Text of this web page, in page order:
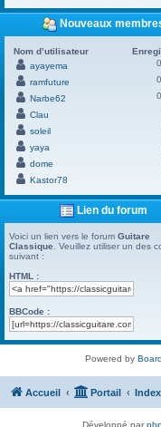
Nouveaux
Nom d’utilisateur
ayayema
ramfuture
Narbe62
Clau
soleil
yaya
dome
Kastor78
Lien du forum
Voici un lien vers le forum Guitare
Classique . Veuillez utiliser un des
suivant :
HTML :
BBCode :
Powered by
Accueil Portail
Développé par